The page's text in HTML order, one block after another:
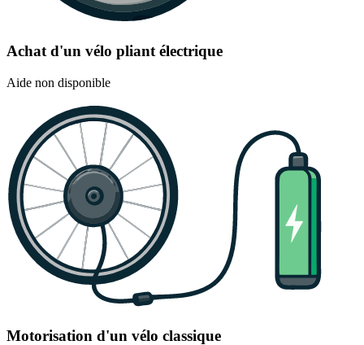
Achat d'un vélo pliant électrique
Aide non disponible
Motorisation d'un vélo classique